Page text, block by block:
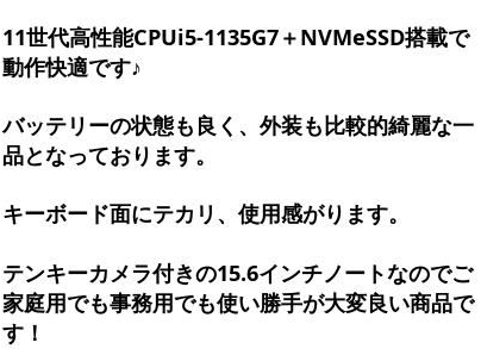
11世代高性能CPUi5-1135G7＋NVMeSSD搭載で
動作快適です♪
バッテリーの状態も良く、外装も比較的綺麗な一
品となっております。
キーボード面にテカリ、使用感がります。
テンキーカメラ付きの15.6インチノートなのでご
家庭用でも事務用でも使い勝手が大変良い商品で
す！